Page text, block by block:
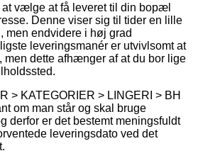
vælge at få leveret til din bopæl
Denne viser sig til tider en lille
men endvidere i høj grad
leveringsmanér er utvivlsomt at
men dette afhænger af at du bor lige
> KATEGORIER > LINGERI > BH
om man står og skal bruge
derfor er det bestemt meningsfuldt
leveringsdato ved det